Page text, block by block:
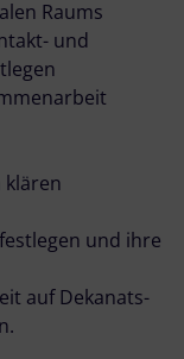
Raums
und
klären
und ihre
auf Dekanats-